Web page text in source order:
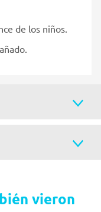
de los niños.
vieron